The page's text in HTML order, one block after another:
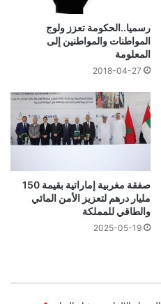
رسميا..الحكومة تعزز ولوج
المواطنات والمواطنين إلى
المعلومة
2018-04-27
صفقة مغربية إماراتية بقيمة 150
مليار درهم لتعزيز الأمن المائي
والطاقي للمملكة
2025-05-19